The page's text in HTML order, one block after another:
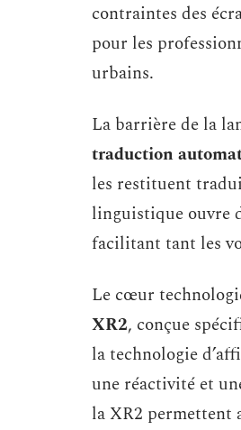
contraintes des
pour les
urbains.
La barrière de la
traduction
les restituent
linguistique ouvre
facilitant tant les
Le cœur
XR2, conçue
la technologie
une réactivité et
la XR2 permettent